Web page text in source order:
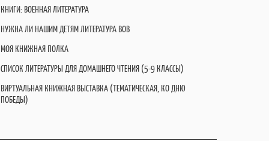
КНИГИ: ВОЕННАЯ ЛИТЕРАТУРА
НУЖНА ЛИ НАШИМ ДЕТЯМ ЛИТЕРАТУРА ВОВ
МОЯ КНИЖНАЯ ПОЛКА
СПИСОК ЛИТЕРАТУРЫ ДЛЯ ДОМАШНЕГО ЧТЕНИЯ (5-9 КЛАССЫ)
ВИРТУАЛЬНАЯ КНИЖНАЯ ВЫСТАВКА (ТЕМАТИЧЕСКАЯ, КО ДНЮ
ПОБЕДЫ)